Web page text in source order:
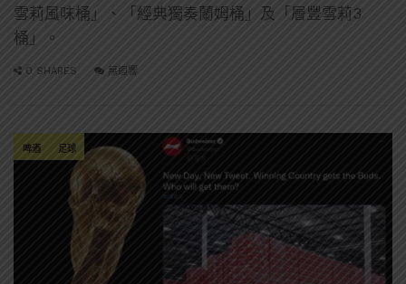
雪莉風味桶」、「經典獨奏蘭姆桶」及「層豐雪莉3
桶」。
0 SHARES 無迴響
啤酒 足球